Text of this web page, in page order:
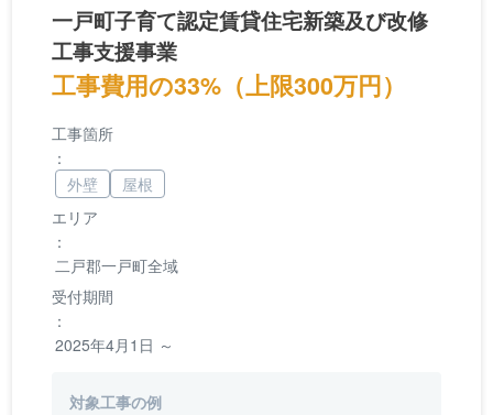
一戸町子育て認定賃貸住宅新築及び改修
工事支援事業
工事費用の33%（上限300万円）
エリア
：
二戸郡一戸町全域
受付期間
：
2025年4月1日 ～
工事箇所
：
外壁
屋根
対象工事の例